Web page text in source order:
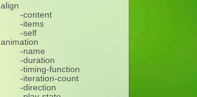
align
-content
-items
-self
animation
-name
-duration
-timing-function
-iteration-count
-direction